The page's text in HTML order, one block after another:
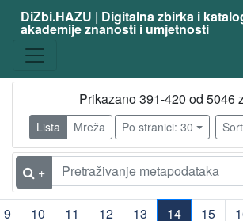
DiZbi.HAZU | Digitalna zbirka i
akademije znanosti i umjetnosti
Prikazano 391-420 od 5046
Lista Mreža Po stranici: 30
+
9 10 11 12 13
14
15